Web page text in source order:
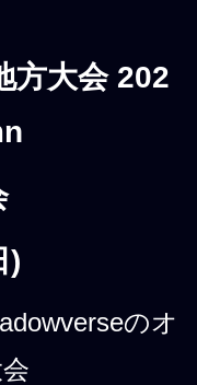
方大会 202
)
のオ